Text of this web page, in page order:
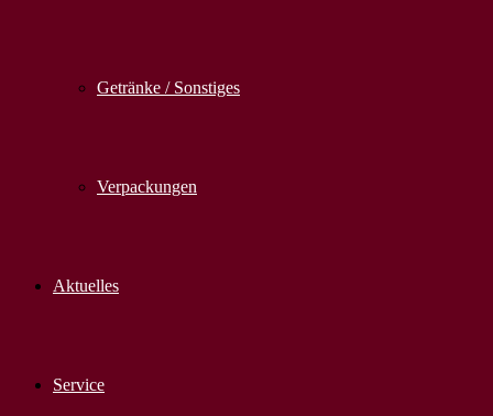
Getränke / Sonstiges
Verpackungen
Aktuelles
Service